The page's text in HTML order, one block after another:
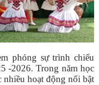
phóng sự trình chiếu
-2026. Trong năm học
nhiều hoạt động nổi bật